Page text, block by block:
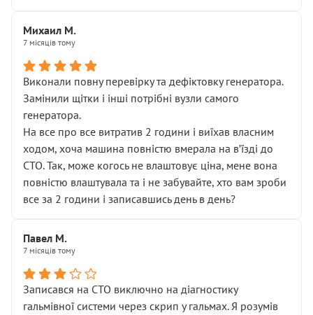
Михаил М.
7 місяців тому
Виконали повну перевірку та дефіктовку генератора.
Замінили щітки і інші потрібні вузли самого
генератора.
На все про все витратив 2 години і виїхав власним
ходом, хоча машина повністю вмерала на вʼїзді до
СТО. Так, може когось не влаштовує ціна, мене вона
повністю влаштувала та і не забувайте, хто вам зроби
все за 2 години і записавшись день в день?
Павел М.
7 місяців тому
Записався на СТО виключно на діагностику
гальмівної системи через скрип у гальмах. Я розумів